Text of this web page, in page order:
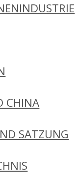
CHINA
SATZUNG